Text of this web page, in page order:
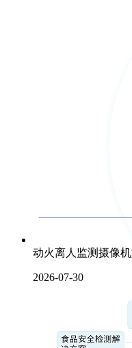
动火离人监测摄像
2026-07-30